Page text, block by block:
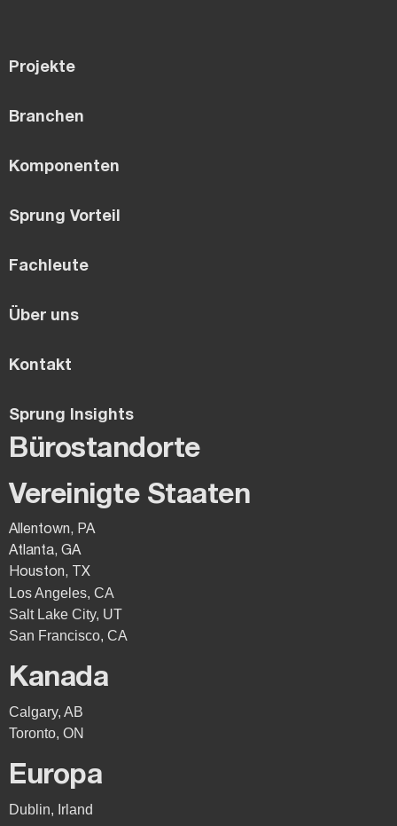
Projekte
Branchen
Komponenten
Sprung Vorteil
Fachleute
Über uns
Kontakt
Sprung Insights
Bürostandorte
Vereinigte Staaten
Allentown, PA
Atlanta, GA
Houston, TX
Los Angeles, CA
Salt Lake City, UT
San Francisco, CA
Kanada
Calgary, AB
Toronto, ON
Europa
Dublin, Irland